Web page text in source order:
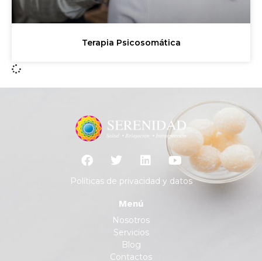
Terapia Psicosomática
Políticas de privacidad y datos
Menú
Nosotros
Servicios
Blog
Contactos